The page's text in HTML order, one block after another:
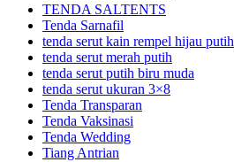
TENDA SALTENTS
Tenda Sarnafil
tenda serut kain rempel hijau putih
tenda serut merah putih
tenda serut putih biru muda
tenda serut ukuran 3×8
Tenda Transparan
Tenda Vaksinasi
Tenda Wedding
Tiang Antrian